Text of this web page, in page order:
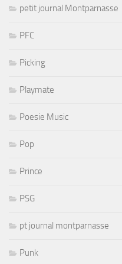
petit journal Montparnasse
PFC
Picking
Playmate
Poesie Music
Pop
Prince
PSG
pt journal montparnasse
Punk